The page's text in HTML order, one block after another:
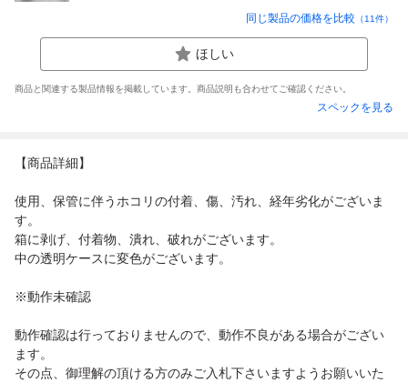
同じ製品の価格を比較 （11件）
ほしい
商品と関連する製品情報を掲載しています。商品説明も合わせてご確認ください。
スペックを見る
【商品詳細】
使用、保管に伴うホコリの付着、傷、汚れ、経年劣化がございま
す。
箱に剥げ、付着物、潰れ、破れがございます。
中の透明ケースに変色がございます。
※動作未確認
動作確認は行っておりませんので、動作不良がある場合がござい
ます。
その点、御理解の頂ける方のみご入札下さいますようお願いいた